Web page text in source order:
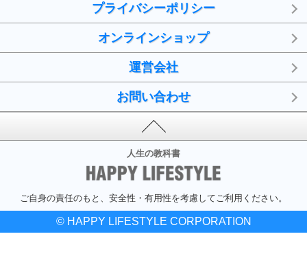
プライバシーポリシー
オンラインショップ
運営会社
お問い合わせ
人生の教科書
ご自身の責任のもと、安全性・有用性を考慮してご利用ください。
© HAPPY LIFESTYLE CORPORATION